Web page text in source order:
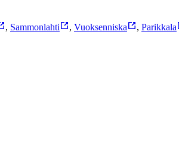
, Sammonlahti , Vuoksenniska , Parikkala